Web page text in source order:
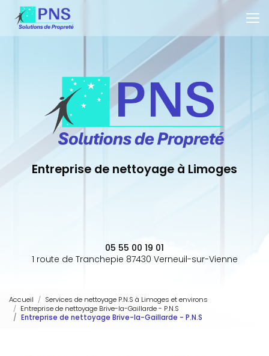
contenu
principal
Entreprise de nettoyage à Limoges
05 55 00 19 01
1 route de Tranchepie 87430 Verneuil-sur-Vienne
Accueil
Services de nettoyage P.N.S à Limoges et environs
Entreprise de nettoyage Brive-la-Gaillarde - P.N.S
Entreprise de nettoyage Brive-la-Gaillarde - P.N.S